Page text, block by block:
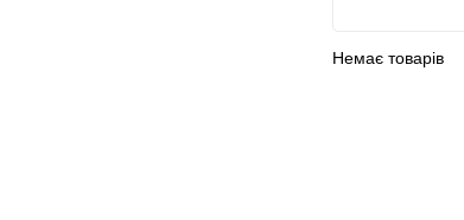
Немає товарів